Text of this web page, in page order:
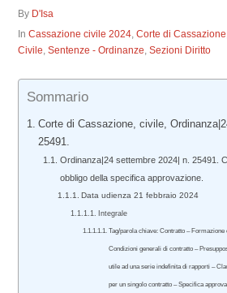
By D'Isa
InCassazione civile 2024,Corte di Cassazione
Civile,Sentenze - Ordinanze,Sezioni Diritto
Sommario
Corte di Cassazione, civile,
25491.
Ordinanza|24 settembre 2024| n. 25491.
obbligo della specifica approvazione.
Data udienza 21 febbraio 2024
Integrale
Tag/parola chiave: Contratto – Formazione
Condizioni generali di contratto –
utile ad una serie indefinita di rapporti –
per un singolo contratto – Specifica